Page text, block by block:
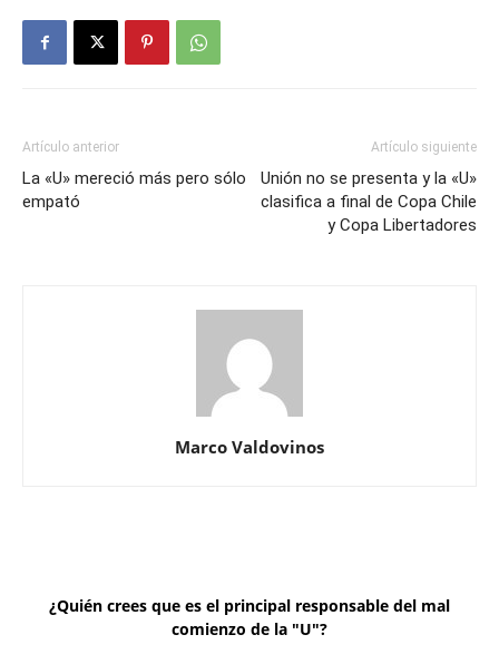
Artículo anterior
La «U» mereció más pero sólo
empató
Artículo siguiente
Unión no se presenta y la «U»
clasifica a final de Copa Chile
y Copa Libertadores
Marco Valdovinos
¿Quién crees que es el principal responsable del mal
comienzo de la "U"?